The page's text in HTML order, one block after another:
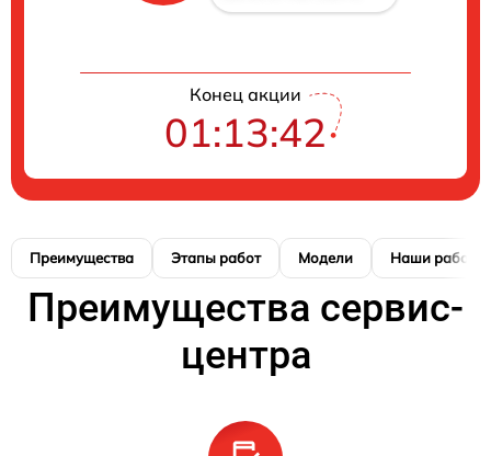
Конец акции
01:13:42
Преимущества Этапы работ Модели Наши работы
Преимущества сервис-
центра